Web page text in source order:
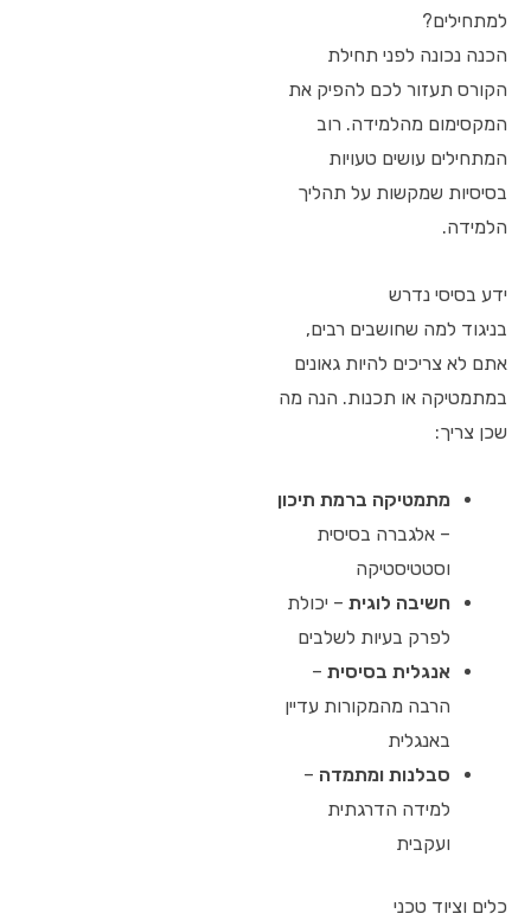
למתחילים?
הכנה נכונה לפני תחילת
הקורס תעזור לכם להפיק את
המקסימום מהלמידה. רוב
המתחילים עושים טעויות
בסיסיות שמקשות על תהליך
הלמידה.
ידע בסיסי נדרש
בניגוד למה שחושבים רבים,
אתם לא צריכים להיות גאונים
במתמטיקה או תכנות. הנה מה
שכן צריך:
מתמטיקה ברמת תיכון
– אלגברה בסיסית
וסטטיסטיקה
חשיבה לוגית – יכולת
לפרק בעיות לשלבים
אנגלית בסיסית –
הרבה מהמקורות עדיין
באנגלית
סבלנות ומתמדה –
למידה הדרגתית
ועקבית
כלים וציוד טכני